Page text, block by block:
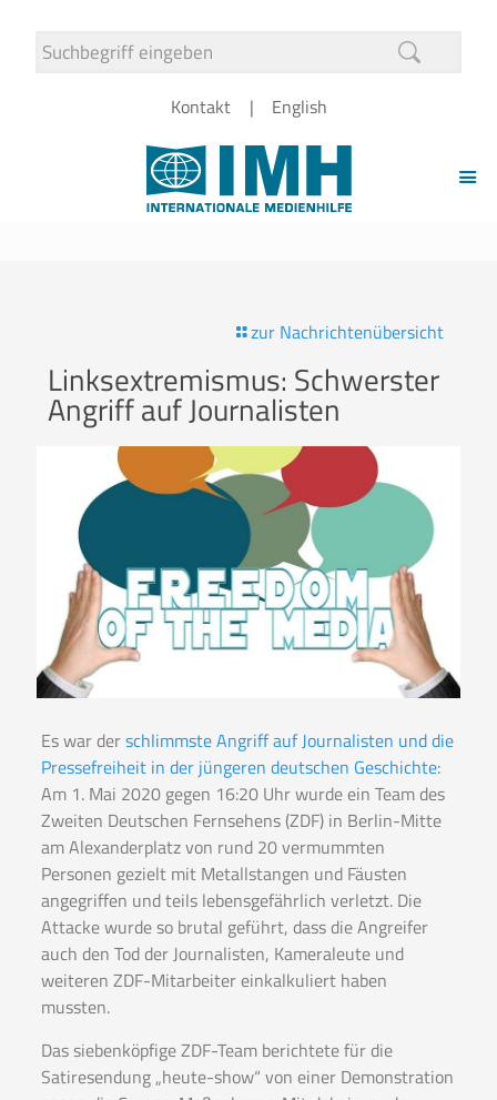
Kontakt English
zur Nachrichtenübersicht
Linksextremismus: Schwerster
Angriff auf Journalisten
Es war derschlimmste Angriff auf Journalisten und die
Pressefreiheit in der jüngeren deutschen Geschichte:
Am 1. Mai 2020 gegen 16:20 Uhr wurde ein Team des
Zweiten Deutschen Fernsehens (ZDF) in Berlin-Mitte
am Alexanderplatz von rund 20 vermummten
Personen gezielt mit Metallstangen und Fäusten
angegriffen und teils lebensgefährlich verletzt. Die
Attacke wurde so brutal geführt, dass die Angreifer
auch den Tod der Journalisten, Kameraleute und
weiteren ZDF-Mitarbeiter einkalkuliert haben
mussten.
Das siebenköpfige ZDF-Team berichtete für die
Satiresendung „heute-show“ von einer Demonstration